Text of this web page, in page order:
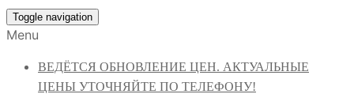
Toggle navigation
Menu
ВЕДЁТСЯ ОБНОВЛЕНИЕ ЦЕН. АКТУАЛЬНЫЕ
ЦЕНЫ УТОЧНЯЙТЕ ПО ТЕЛЕФОНУ!